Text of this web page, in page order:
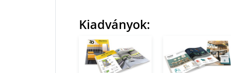
Kiadványok: